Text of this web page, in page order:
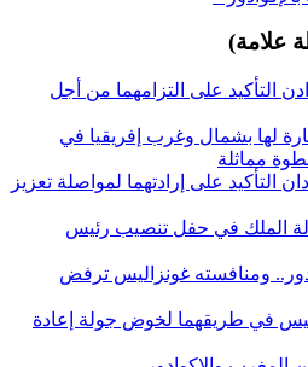
علامة)
التأكيد على التزامهما من أجل
لها بشمال وغرب إفريقيا في
مماثلة
التأكيد على إرادتهما لمواصلة تعزيز
الملك في حفل تنصيب رئيس
ومنافسته غونزاليس ترفض
في طريقهما لخوض جولة إعادة